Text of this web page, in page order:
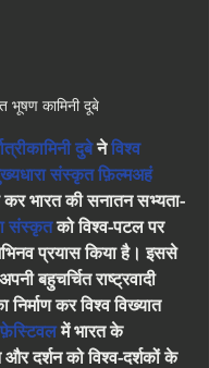
भूषण कामिनी दूबे
कामिनी दुबे ने विश्व
संस्कृत फ़िल्मअहं
कर भारत की सनातन सभ्यता-
संस्कृत को विश्व-पटल पर
प्रयास किया है। इससे
बहुचर्चित राष्ट्रवादी
निर्माण कर विश्व विख्यात
में भारत के
और दर्शन को विश्व-दर्शकों के